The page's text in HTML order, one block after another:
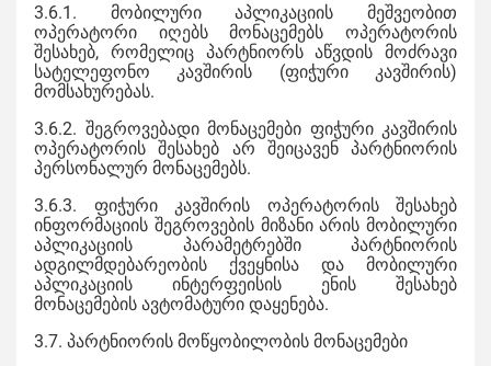
3.6.1. მობილური აპლიკაციის მეშვეობით
ოპერატორი იღებს მონაცემებს ოპერატორის
შესახებ, რომელიც პარტნიორს აწვდის მოძრავი
სატელეფონო კავშირის (ფიჭური კავშირის)
მომსახურებას.
3.6.2. შეგროვებადი მონაცემები ფიჭური კავშირის
ოპერატორის შესახებ არ შეიცავენ პარტნიორის
პერსონალურ მონაცემებს.
3.6.3. ფიჭური კავშირის ოპერატორის შესახებ
ინფორმაციის შეგროვების მიზანი არის მობილური
აპლიკაციის პარამეტრებში პარტნიორის
ადგილმდებარეობის ქვეყნისა და მობილური
აპლიკაციის ინტერფეისის ენის შესახებ
მონაცემების ავტომატური დაყენება.
3.7. პარტნიორის მოწყობილობის მონაცემები